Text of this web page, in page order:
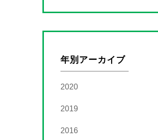
年別アーカイブ
2020
2019
2016